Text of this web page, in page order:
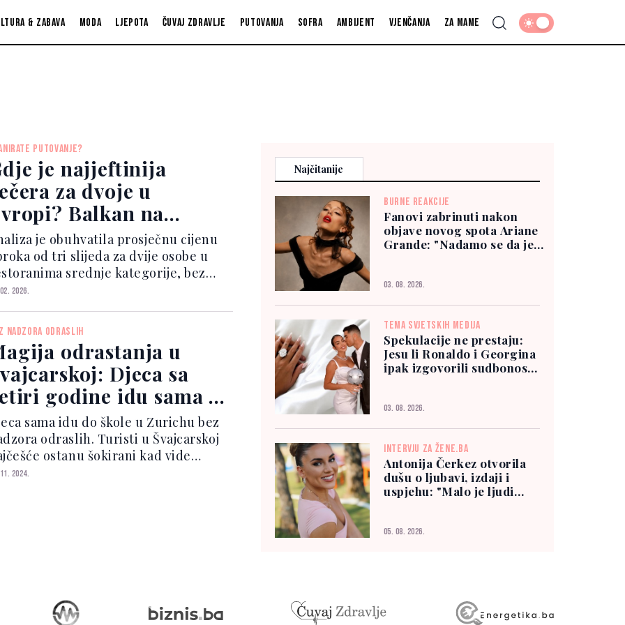
& zabava Moda Ljepota Čuvaj zdravlje Putovanja Sofra Ambijent Vjenčanja Za mame
PUTOVANJE?
je najjeftinija
za dvoje u
Balkan na
vrhu liste
je obuhvatila prosječnu cijenu
od tri slijeda za dvije osobe u
srednje kategorije, bez
pića. Podatke je prikupila
trajektnih linija, a
su pokazali...
2026.
NADZORA ODRASLIH
odrastanja u
Djeca sa
godine idu sama u
i kuhaju
sama idu do škole u Zurichu bez
odraslih. Turisti u Švajcarskoj
ostanu šokirani kad vide
i petogodišnjake
2024.
Najčitanije
BURNE REAKCIJE
Fanovi zabrinuti nakon
objave novog spota Ariane
Grande: "Nadamo se da je
03. 08. 2026.
TEMA SVJETSKIH MEDIJA
Spekulacije ne prestaju:
Jesu li Ronaldo i Georgina
ipak izgovorili sudbonosno
03. 08. 2026.
INTERVJU ZA ŽENE.BA
Antonija Čerkez otvorila
dušu o ljubavi, izdaji i
uspjehu: "Malo je ljudi
05. 08. 2026.